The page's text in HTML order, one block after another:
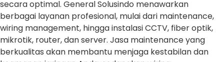
secara optimal. General Solusindo menawarkan
berbagai layanan profesional, mulai dari maintenance,
wiring management, hingga instalasi CCTV, fiber optik,
mikrotik, router, dan server. Jasa maintenance yang
berkualitas akan membantu menjaga kestabilan dan